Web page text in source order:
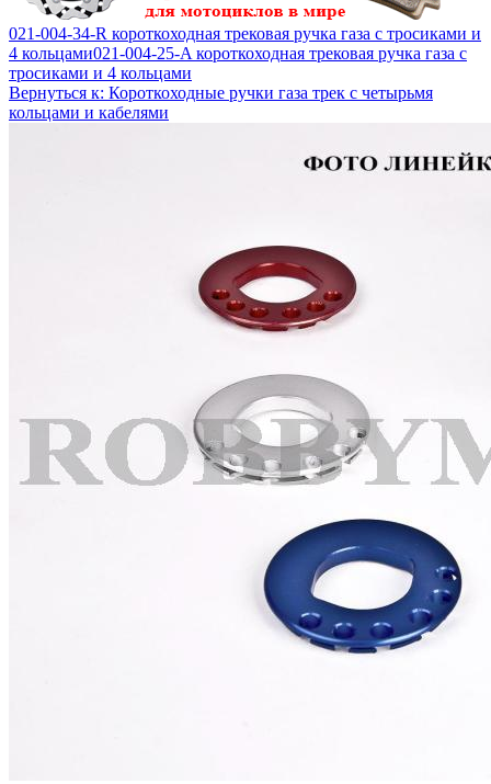
021-004-34-R короткоходная трековая ручка газа с тросиками и
4 кольцами021-004-25-A короткоходная трековая ручка газа с
тросиками и 4 кольцами
Вернуться к: Короткоходные ручки газа трек с четырьмя
кольцами и кабелями